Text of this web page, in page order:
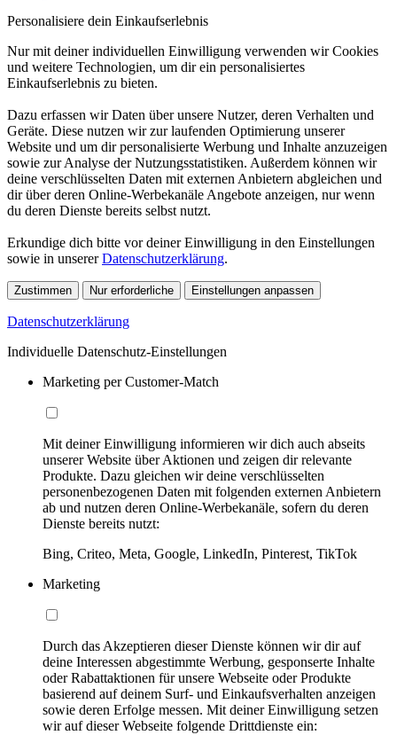
Personalisiere dein Einkaufserlebnis
Nur mit deiner individuellen Einwilligung verwenden wir Cookies
und weitere Technologien, um dir ein personalisiertes
Einkaufserlebnis zu bieten.
Dazu erfassen wir Daten über unsere Nutzer, deren Verhalten und
Geräte. Diese nutzen wir zur laufenden Optimierung unserer
Website und um dir personalisierte Werbung und Inhalte anzuzeigen
sowie zur Analyse der Nutzungsstatistiken. Außerdem können wir
deine verschlüsselten Daten mit externen Anbietern abgleichen und
dir über deren Online-Werbekanäle Angebote anzeigen, nur wenn
du deren Dienste bereits selbst nutzt.
Erkundige dich bitte vor deiner Einwilligung in den Einstellungen
sowie in unsererDatenschutzerklärung.
Zustimmen Nur erforderliche Einstellungen anpassen
Datenschutzerklärung
Individuelle Datenschutz-Einstellungen
Marketing per Customer-Match
Mit deiner Einwilligung informieren wir dich auch abseits
unserer Website über Aktionen und zeigen dir relevante
Produkte. Dazu gleichen wir deine verschlüsselten
personenbezogenen Daten mit folgenden externen Anbietern
ab und nutzen deren Online-Werbekanäle, sofern du deren
Dienste bereits nutzt:
Bing, Criteo, Meta, Google, LinkedIn, Pinterest, TikTok
Marketing
Durch das Akzeptieren dieser Dienste können wir dir auf
deine Interessen abgestimmte Werbung, gesponserte Inhalte
oder Rabattaktionen für unsere Webseite oder Produkte
basierend auf deinem Surf- und Einkaufsverhalten anzeigen
sowie deren Erfolge messen. Mit deiner Einwilligung setzen
wir auf dieser Webseite folgende Drittdienste ein: